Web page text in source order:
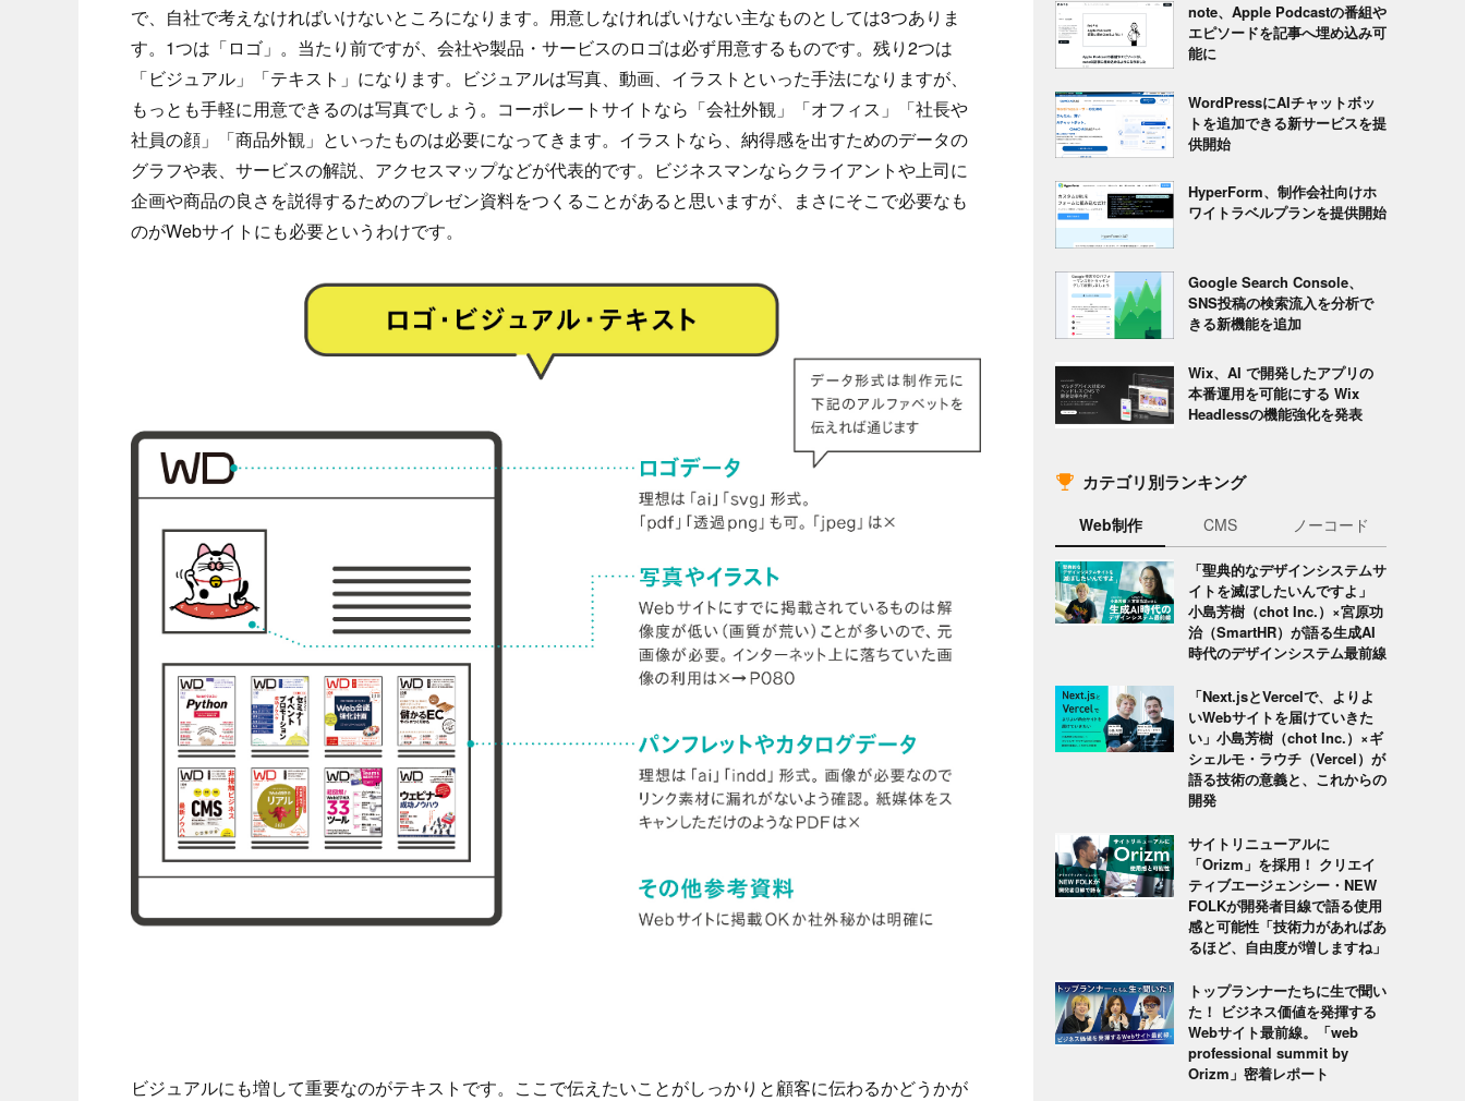
で、自社で考えなければいけないところになります。用意しなければいけない主なものとしては3つありま
す。1つは「ロゴ」。当たり前ですが、会社や製品・サービスのロゴは必ず用意するものです。残り2つは
「ビジュアル」「テキスト」になります。ビジュアルは写真、動画、イラストといった手法になりますが、
もっとも手軽に用意できるのは写真でしょう。コーポレートサイトなら「会社外観」「オフィス」「社長や
社員の顔」「商品外観」といったものは必要になってきます。イラストなら、納得感を出すためのデータの
グラフや表、サービスの解説、アクセスマップなどが代表的です。ビジネスマンならクライアントや上司に
企画や商品の良さを説得するためのプレゼン資料をつくることがあると思いますが、まさにそこで必要なも
のがWebサイトにも必要というわけです。
ビジュアルにも増して重要なのがテキストです。ここで伝えたいことがしっかりと顧客に伝わるかどうかが
note、Apple Podcastの番組や
エピソードを記事へ埋め込み可
能に
WordPressにAIチャットボッ
トを追加できる新サービスを提
供開始
HyperForm、制作会社向けホ
ワイトラベルプランを提供開始
Google Search Console、
SNS投稿の検索流入を分析で
きる新機能を追加
Wix、AI で開発したアプリの
本番運用を可能にする Wix
Headlessの機能強化を発表
カテゴリ別ランキング
Web制作 CMS ノーコード
「聖典的なデザインシステムサ
イトを滅ぼしたいんですよ」
小島芳樹（chot Inc.）×宮原功
治（SmartHR）が語る生成AI
時代のデザインシステム最前線
「Next.jsとVercelで、よりよ
いWebサイトを届けていきた
い」小島芳樹（chot Inc.）×ギ
シェルモ・ラウチ（Vercel）が
語る技術の意義と、これからの
開発
サイトリニューアルに
「Orizm」を採用！ クリエイ
ティブエージェンシー・NEW
FOLKが開発者目線で語る使用
感と可能性「技術力があればあ
るほど、自由度が増しますね」
トップランナーたちに生で聞い
た！ ビジネス価値を発揮する
Webサイト最前線。「web
professional summit by
Orizm」密着レポート